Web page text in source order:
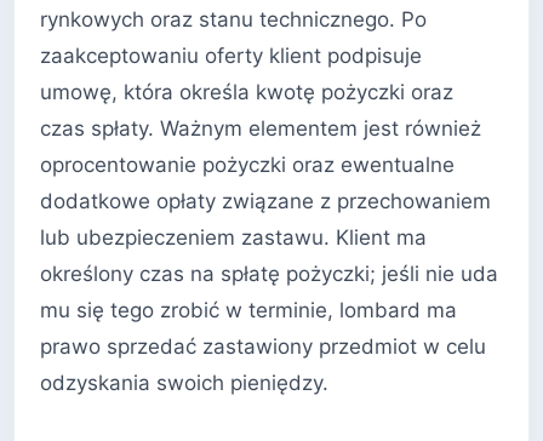
rynkowych oraz stanu technicznego. Po
zaakceptowaniu oferty klient podpisuje
umowę, która określa kwotę pożyczki oraz
czas spłaty. Ważnym elementem jest również
oprocentowanie pożyczki oraz ewentualne
dodatkowe opłaty związane z przechowaniem
lub ubezpieczeniem zastawu. Klient ma
określony czas na spłatę pożyczki; jeśli nie uda
mu się tego zrobić w terminie, lombard ma
prawo sprzedać zastawiony przedmiot w celu
odzyskania swoich pieniędzy.